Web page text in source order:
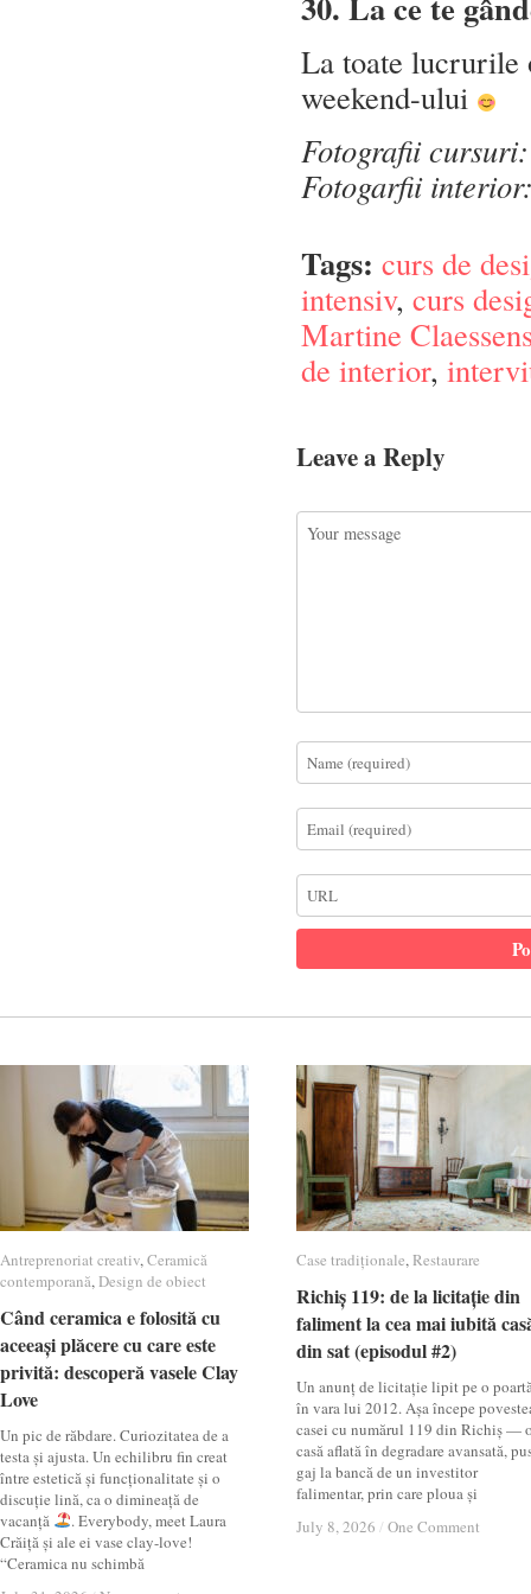
La toate lucrurile
weekend-ului
Fotografii
Fotogarfii
Tags: curs de
intensiv, curs
Martine
de interior,
Leave a Reply
Antreprenoriat creativ,Ceramică
contemporană,Design de obiect
Când ceramica e folosită cu
aceeași plăcere cu care este
privită: descoperă vasele Clay
Love
Un pic de răbdare. Curiozitatea de a
testa și ajusta. Un echilibru fin creat
între estetică și funcționalitate și o
discuție lină, ca o dimineață de
vacanță
. Everybody, meet Laura
Crăiță și ale ei vase clay-love!
“Ceramica nu schimbă
Antreprenoriat creativ Ceramică
contemporană Design de obiect
Când ceramica e folosită cu
aceeași plăcere cu care este
privită: descoperă vasele Clay
Love
Case tradiționale,Restaurare
Richiș 119: de la licitație din
faliment la cea mai iubită
din sat (episodul #2)
Un anunț de licitație lipit pe o
în vara lui 2012. Așa începe
casei cu numărul 119 din Richiș —
casă aflată în degradare avansată,
gaj la bancă de un investitor
falimentar, prin care ploua și
July 8, 2026 / One Comment
Case tradiționale Restaurare
Richiș 119: de la licitație din
faliment la cea mai iubită
din sat (episodul #2)
July 8, 2026 / One Comment